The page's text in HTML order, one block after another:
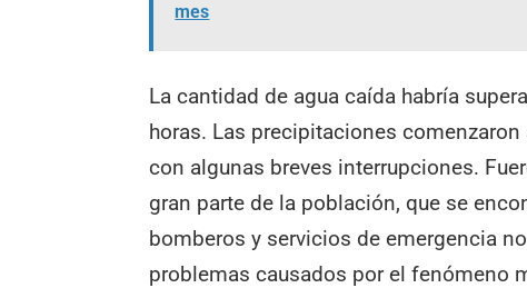
mes
La cantidad de agua caída habría
horas. Las precipitaciones
con algunas breves interrupciones.
gran parte de la población, que se
bomberos y servicios de emergencia
problemas causados por el fenómeno